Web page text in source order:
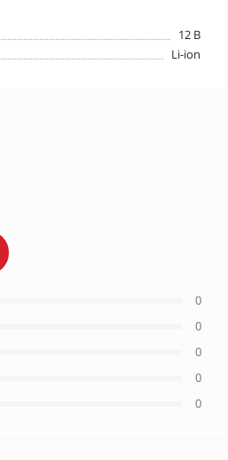
12 В
Li-ion
0
0
0
0
0